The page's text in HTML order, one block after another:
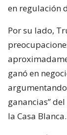
en regulación
Por su lado,
ganó en
ganancias”
la Casa Blanca.